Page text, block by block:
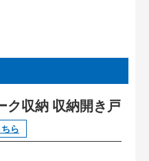
ク収納 収納開き戸
ら